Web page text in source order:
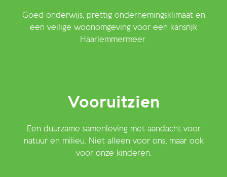
Goed onderwijs, prettig ondernemingsklimaat en
een veilige woonomgeving voor een kansrijk
Haarlemmermeer.
Vooruitzien
Een duurzame samenleving met aandacht voor
natuur en milieu. Niet alleen voor ons, maar ook
voor onze kinderen.